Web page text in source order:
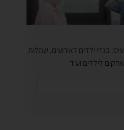
בגדי ילדים לאירועים, שמלות
לילדים ועוד